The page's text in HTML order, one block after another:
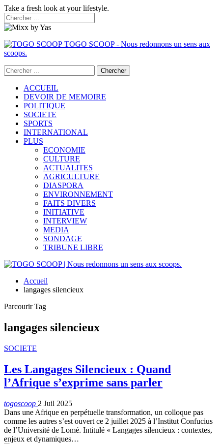
Take a fresh look at your lifestyle.
TOGO SCOOP - Nous redonnons un sens aux
scoops.
ACCUEIL
DEVOIR DE MEMOIRE
POLITIQUE
SOCIETE
SPORTS
INTERNATIONAL
PLUS
ECONOMIE
CULTURE
ACTUALITES
AGRICULTURE
DIASPORA
ENVIRONNEMENT
FAITS DIVERS
INITIATIVE
INTERVIEW
MEDIA
SONDAGE
TRIBUNE LIBRE
Accueil
langages silencieux
Parcourir Tag
langages silencieux
SOCIETE
Les Langages Silencieux : Quand
l’Afrique s’exprime sans parler
togoscoop 2 Juil 2025
Dans une Afrique en perpétuelle transformation, un colloque pas
comme les autres s’est ouvert ce 2 juillet 2025 à l’Institut Confucius
de l’Université de Lomé. Intitulé « Langages silencieux : contextes,
enjeux et dynamiques…